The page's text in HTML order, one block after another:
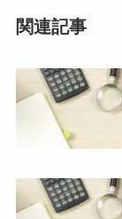
関連記事